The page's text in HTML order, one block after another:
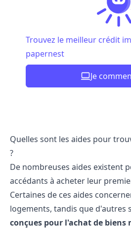
Trouvez le meilleur crédit
papernest
Je
Quelles sont les aides pour
?
De nombreuses aides existent
accédants à acheter leur
Certaines de ces aides
logements, tandis que d'autres
conçues pour l'achat de biens